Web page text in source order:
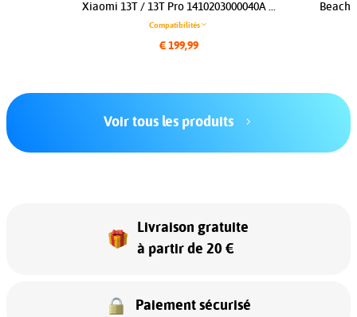
Xiaomi 13T / 13T Pro 1410203000040A ...
Compatibilités
€ 199,99
Beach
Voir tous les produits
Livraison gratuite
à partir de 20 €
Paiement sécurisé